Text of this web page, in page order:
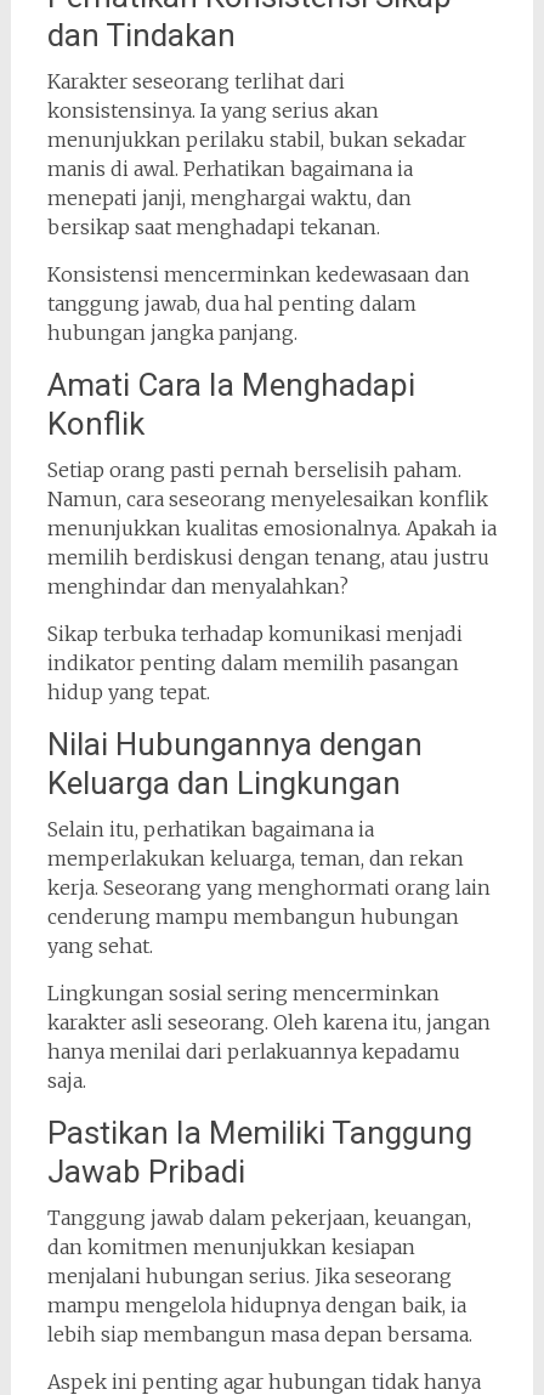
dan Tindakan
Karakter seseorang terlihat dari
konsistensinya. Ia yang serius akan
menunjukkan perilaku stabil, bukan sekadar
manis di awal. Perhatikan bagaimana ia
menepati janji, menghargai waktu, dan
bersikap saat menghadapi tekanan.
Konsistensi mencerminkan kedewasaan dan
tanggung jawab, dua hal penting dalam
hubungan jangka panjang.
Amati Cara Ia Menghadapi
Konflik
Setiap orang pasti pernah berselisih paham.
Namun, cara seseorang menyelesaikan konflik
menunjukkan kualitas emosionalnya. Apakah ia
memilih berdiskusi dengan tenang, atau justru
menghindar dan menyalahkan?
Sikap terbuka terhadap komunikasi menjadi
indikator penting dalam memilih pasangan
hidup yang tepat.
Nilai Hubungannya dengan
Keluarga dan Lingkungan
Selain itu, perhatikan bagaimana ia
memperlakukan keluarga, teman, dan rekan
kerja. Seseorang yang menghormati orang lain
cenderung mampu membangun hubungan
yang sehat.
Lingkungan sosial sering mencerminkan
karakter asli seseorang. Oleh karena itu, jangan
hanya menilai dari perlakuannya kepadamu
saja.
Pastikan Ia Memiliki Tanggung
Jawab Pribadi
Tanggung jawab dalam pekerjaan, keuangan,
dan komitmen menunjukkan kesiapan
menjalani hubungan serius. Jika seseorang
mampu mengelola hidupnya dengan baik, ia
lebih siap membangun masa depan bersama.
Aspek ini penting agar hubungan tidak hanya